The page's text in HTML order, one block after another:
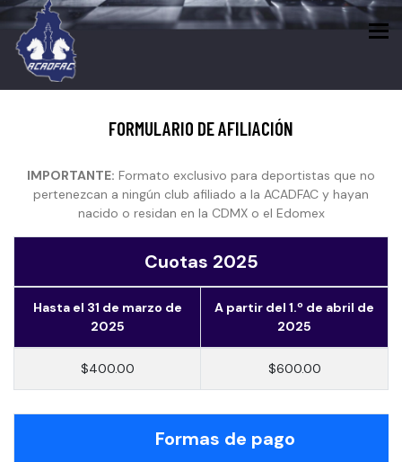
FORMULARIO DE AFILIACIÓN
IMPORTANTE: Formato exclusivo para deportistas que no
pertenezcan a ningún club afiliado a la ACADFAC y hayan
nacido o residan en la CDMX o el Edomex
Cuotas 2025
Hasta el 31 de marzo de
2025
A partir del 1.º de abril de
2025
$400.00 $600.00
Formas de pago